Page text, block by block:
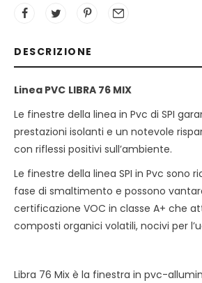
DESCRIZIONE
Linea PVC LIBRA 76 MIX
Le finestre della linea in Pvc di SPI
prestazioni isolanti e un notevole
con riflessi positivi sull’ambiente.
Le finestre della linea SPI in Pvc sono
fase di smaltimento e possono
certificazione VOC in classe A+ che
composti organici volatili, nocivi per
Libra 76 Mix è la finestra in pvc-